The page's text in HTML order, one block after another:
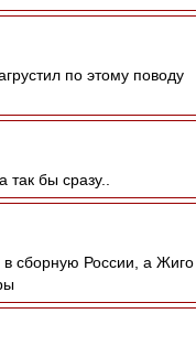
по этому поводу
так бы сразу..
сборную России, а Жиго